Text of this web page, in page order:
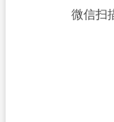
微信扫